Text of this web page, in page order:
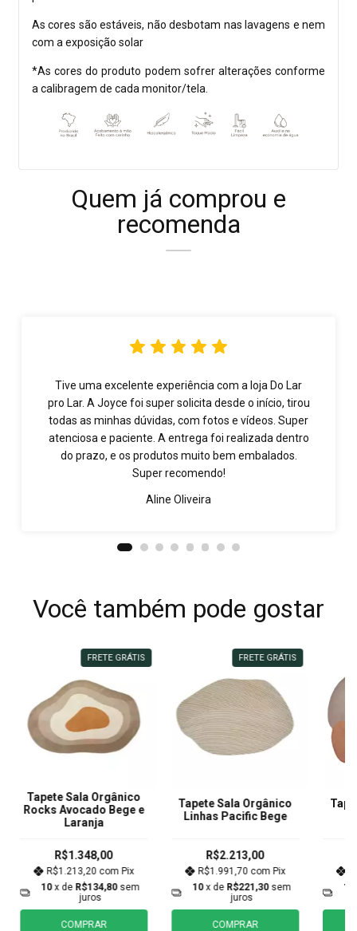
As cores são estáveis, não desbotam nas lavagens e nem
com a exposição solar
*As cores do produto podem sofrer alterações conforme
a calibragem de cada monitor/tela.
Quem já comprou e
recomenda
Tive uma excelente experiência com a loja Do Lar
pro Lar. A Joyce foi super solicita desde o início, tirou
todas as minhas dúvidas, com fotos e vídeos. Super
atenciosa e paciente. A entrega foi realizada dentro
do prazo, e os produtos muito bem embalados.
Super recomendo!
Aline Oliveira
Você também pode gostar
FRETE GRÁTIS
Tapete Sala Orgânico
Rocks Avocado Bege e
Laranja
R$1.348,00
R$1.213,20 com Pix
10 x de R$134,80 sem
juros
COMPRAR
FRETE GRÁTIS
Tapete Sala Orgânico
Linhas Pacific Bege
R$2.213,00
R$1.991,70 com Pix
10 x de R$221,30 sem
juros
COMPRAR
10